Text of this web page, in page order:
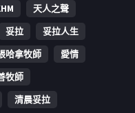
天人之聲
妥拉
妥拉人生
哈拿牧師
愛情
牧師
清晨妥拉